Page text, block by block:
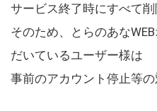
サービス終了時にすべて削
そのため、とらのあな
だいているユーザー様は
事前のアカウント停止等の